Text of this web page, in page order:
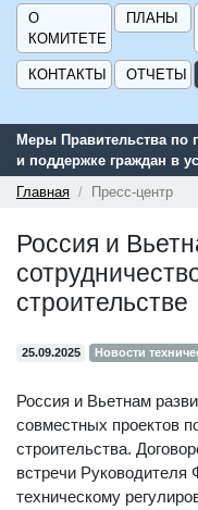
О
КОМИТЕТЕ
ПЛАНЫ
КОНТАКТЫ ОТЧЕТЫ
Меры Правительства по
и поддержке граждан в
Главная
Пресс-центр
Россия и
строительстве
25.09.2025 Новости
Россия и Вьетнам
совместных проектов
строительства.
встречи Руководителя
техническому